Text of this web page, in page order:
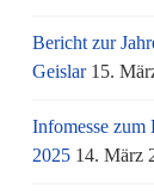
Bericht zur
Geislar 15.
Infomesse zum
2025 14. März